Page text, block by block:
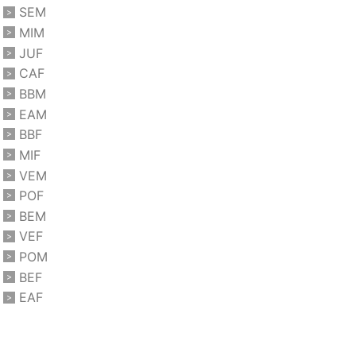
SEM
MIM
JUF
CAF
BBM
EAM
BBF
MIF
VEM
POF
BEM
VEF
POM
BEF
EAF